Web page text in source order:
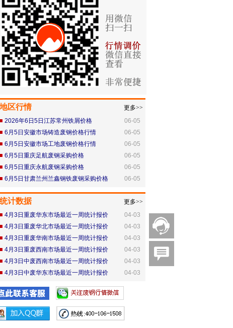
更多>>
地区行情
06-05
2026年6日5日江苏常州铁屑价格
06-05
6月5日安徽市场铸造废钢价格行情
06-05
6月5日安徽市场工地废钢价格行情
06-05
6月5日重庆足航废钢采购价格
06-05
6月5日重庆永航废钢采购价格
06-05
6月5日甘肃兰州兰鑫钢铁废钢采购价格
更多>>
统计数据
04-03
4月3日重废华东市场最近一周统计报价
04-03
4月3日重废华北市场最近一周统计报价
04-03
4月3日重废华南市场最近一周统计报价
04-03
4月3日重废西南市场最近一周统计报价
04-03
4月3日中废西南市场最近一周统计报价
04-03
4月3日中废华东市场最近一周统计报价